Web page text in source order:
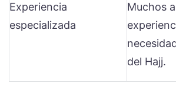
Experiencia
especializada
Muchos
del Hajj.